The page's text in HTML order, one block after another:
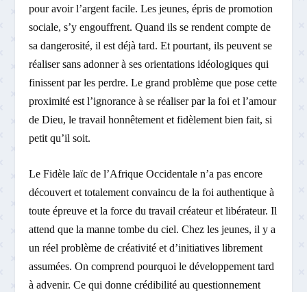
pour avoir l’argent facile. Les jeunes, épris de promotion
sociale, s’y engouffrent. Quand ils se rendent compte de
sa dangerosité, il est déjà tard. Et pourtant, ils peuvent se
réaliser sans adonner à ses orientations idéologiques qui
finissent par les perdre. Le grand problème que pose cette
proximité est l’ignorance à se réaliser par la foi et l’amour
de Dieu, le travail honnêtement et fidèlement bien fait, si
petit qu’il soit.
Le Fidèle laïc de l’Afrique Occidentale n’a pas encore
découvert et totalement convaincu de la foi authentique à
toute épreuve et la force du travail créateur et libérateur. Il
attend que la manne tombe du ciel. Chez les jeunes, il y a
un réel problème de créativité et d’initiatives librement
assumées. On comprend pourquoi le développement tard
à advenir. Ce qui donne crédibilité au questionnement